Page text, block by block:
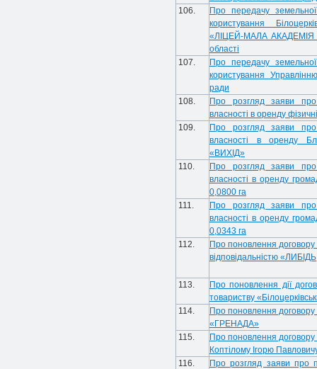
106.
Про передачу
користування
«ЛІЦЕЙ-МАЛА АКАДЕМІЯ
області
107.
Про передачу
користування
ради
108.
Про розгляд заяви про
власності в оренду
109.
Про розгляд заяви про
власності в оренду
«ВИХІД»
110.
Про розгляд заяви про
власності в оренду
0,0800 га
111.
Про розгляд заяви про
власності в оренду
0,0343 га
112.
Про поновлення
відповідальністю «ЛИБІДЬ
113.
Про поновлення дії
товариству
114.
Про поновлення
«ГРЕНАДА»
115.
Про поновлення договору
Коптілому Ігорю
116.
Про розгляд заяви про